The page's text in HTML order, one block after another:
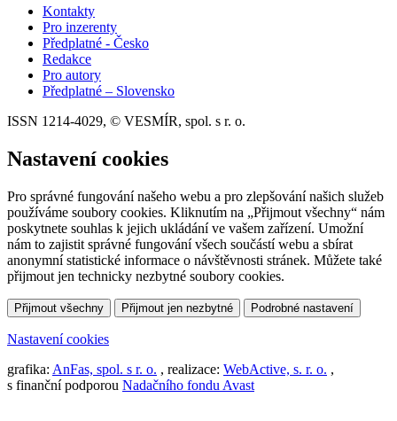
Kontakty
Pro inzerenty
Předplatné - Česko
Redakce
Pro autory
Předplatné – Slovensko
ISSN 1214-4029, © VESMÍR, spol. s r. o.
Nastavení cookies
Pro správné fungování našeho webu a pro zlepšování našich služeb
používáme soubory cookies. Kliknutím na „Přijmout všechny“ nám
poskytnete souhlas k jejich ukládání ve vašem zařízení. Umožní
nám to zajistit správné fungování všech součástí webu a sbírat
anonymní statistické informace o návštěvnosti stránek. Můžete také
přijmout jen technicky nezbytné soubory cookies.
Přijmout všechny Přijmout jen nezbytné Podrobné nastavení
Nastavení cookies
grafika: AnFas, spol. s r. o. , realizace: WebActive, s. r. o. ,
s finanční podporou Nadačního fondu Avast